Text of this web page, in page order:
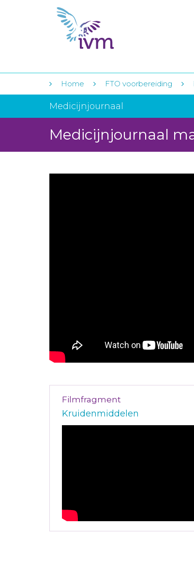
Home FTO voorbereiding
Medicijnjournaal
Medicijnjournaal
Filmfragment
Kruidenmiddelen